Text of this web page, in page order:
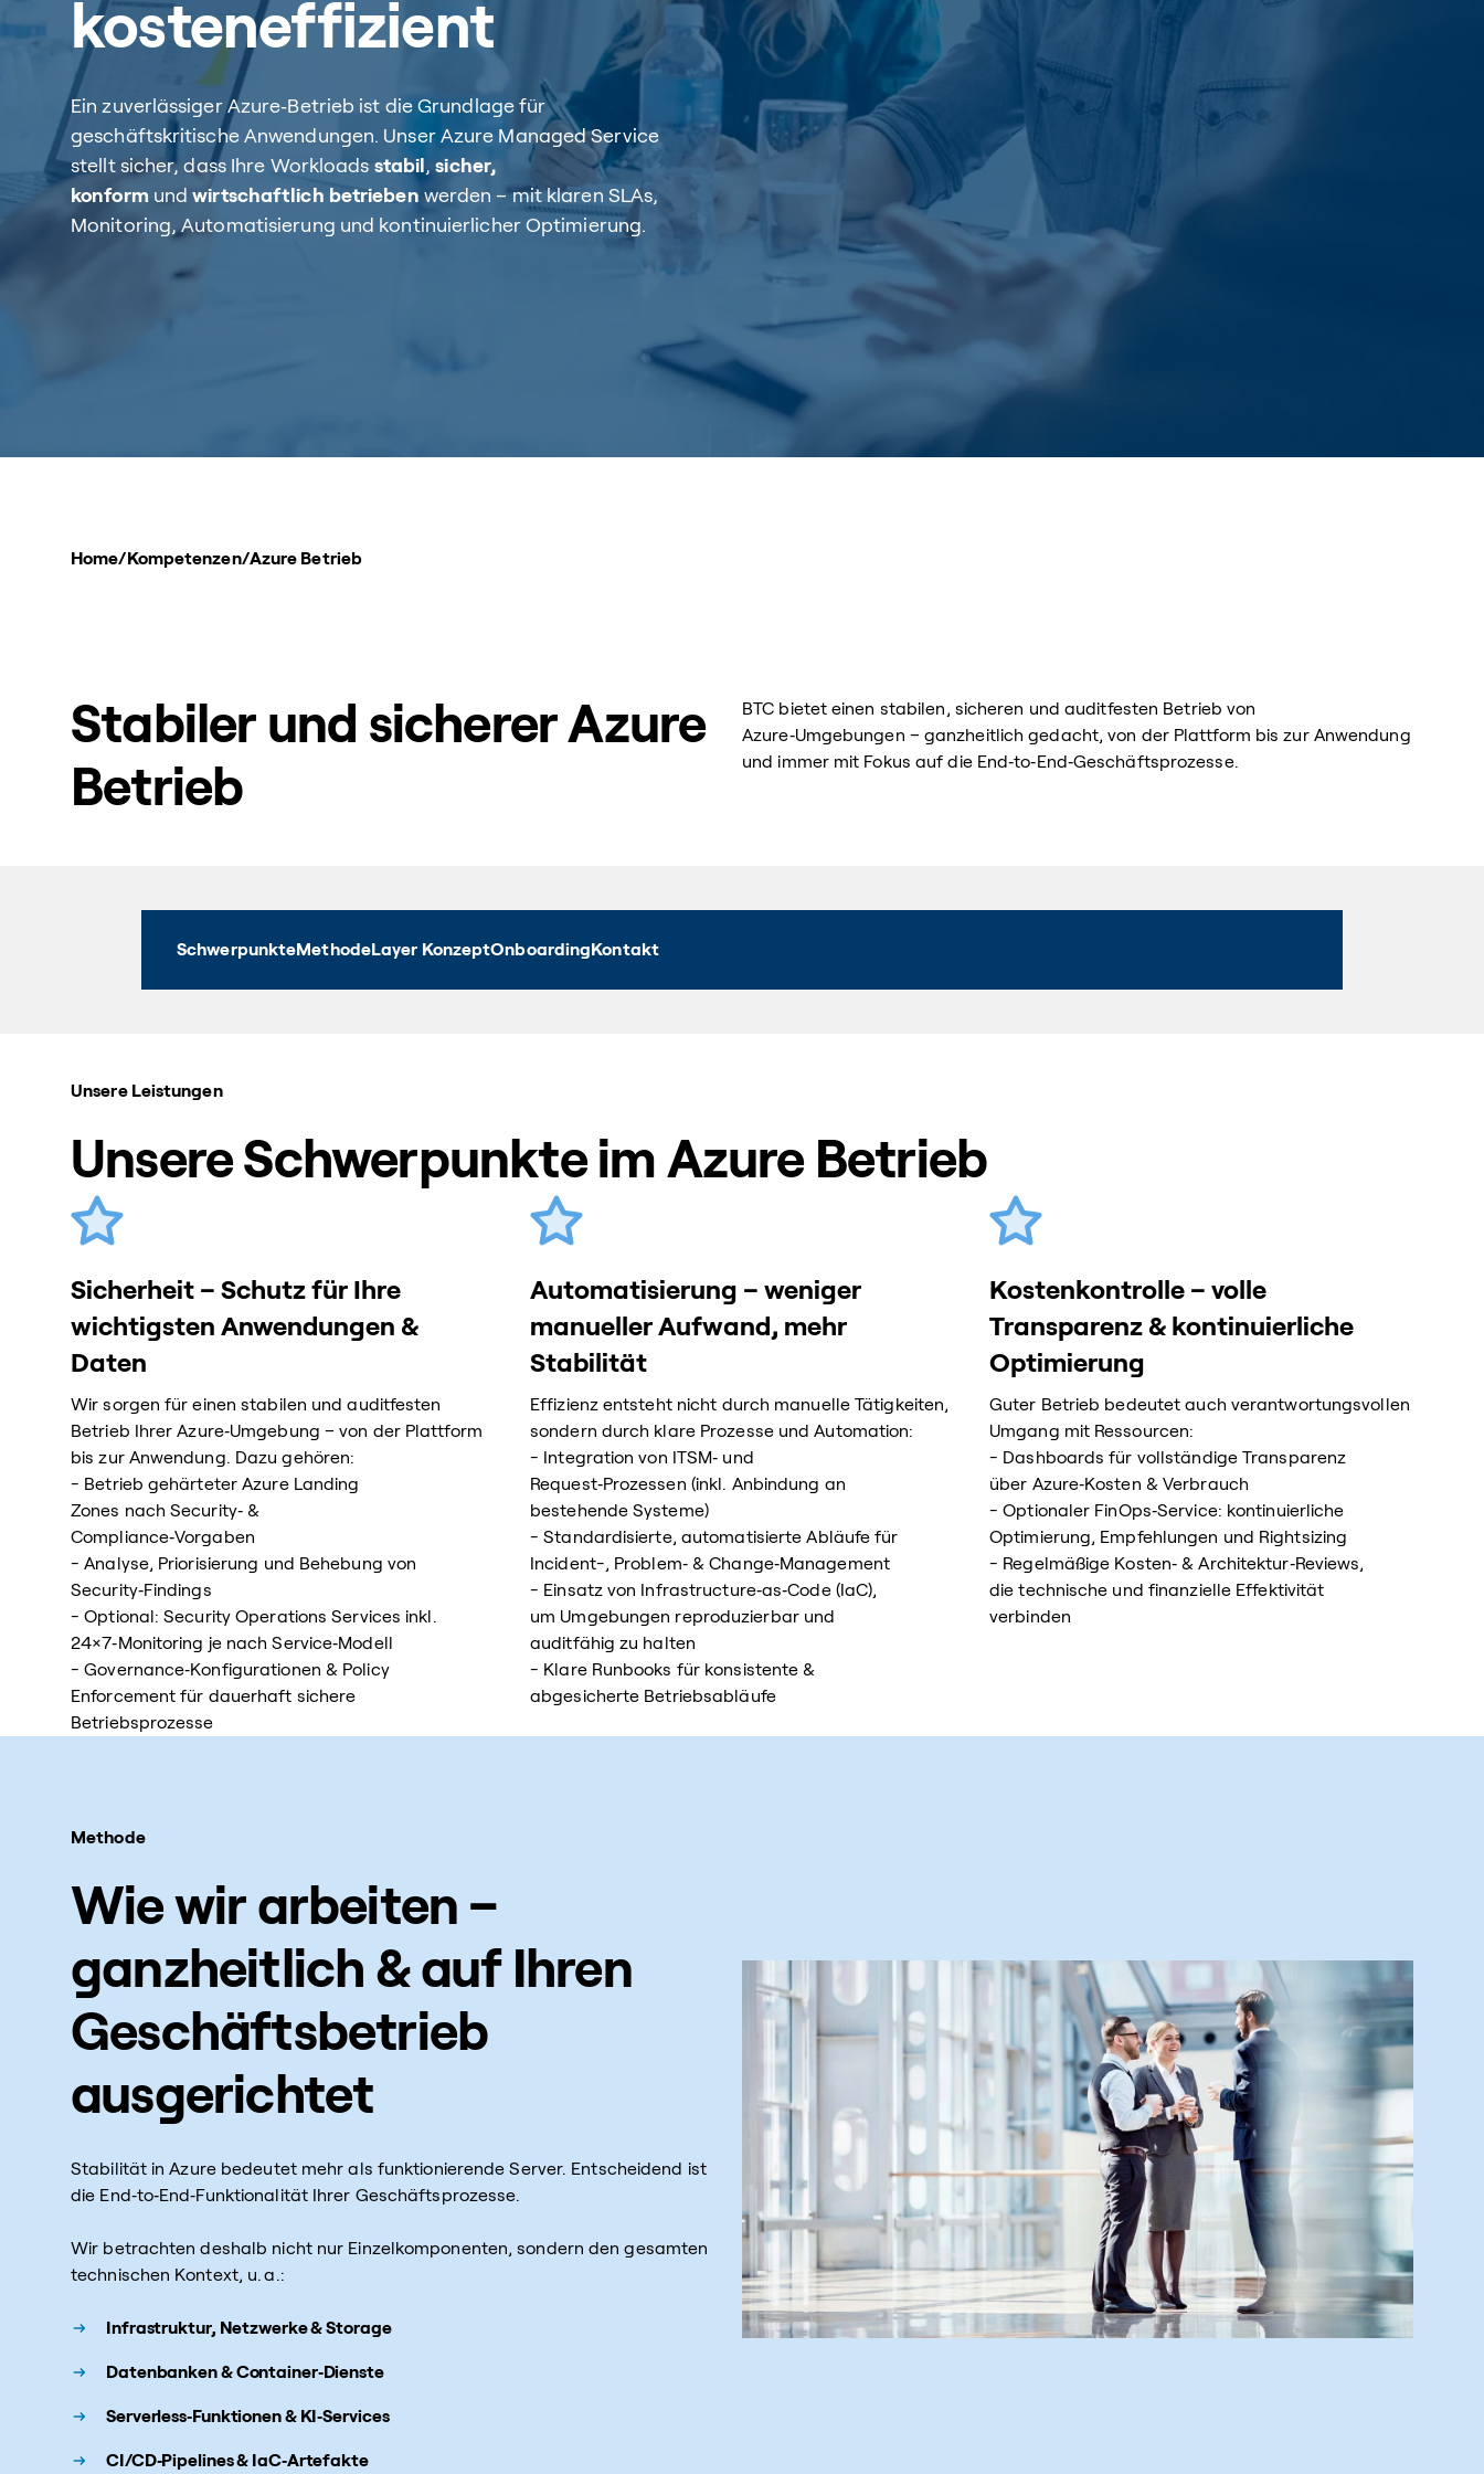
kosteneffizient
Ein zuverlässiger Azure‑Betrieb ist die Grundlage für
geschäftskritische Anwendungen. Unser Azure Managed Service
stellt sicher, dass Ihre Workloads stabil,sicher,
konform undwirtschaftlich betrieben werden – mit klaren SLAs,
Monitoring, Automatisierung und kontinuierlicher Optimierung.
Home/Kompetenzen/Azure Betrieb
Stabiler und sicherer Azure
Betrieb
BTC bietet einen stabilen, sicheren und auditfesten Betrieb von
Azure‑Umgebungen – ganzheitlich gedacht, von der Plattform bis zur Anwendung
und immer mit Fokus auf die End‑to‑End‑Geschäftsprozesse.
SchwerpunkteMethodeLayer KonzeptOnboardingKontakt
Unsere Leistungen
Unsere Schwerpunkte im Azure Betrieb
Sicherheit – Schutz für Ihre
wichtigsten Anwendungen &
Daten
Wir sorgen für einen stabilen und auditfesten
Betrieb Ihrer Azure‑Umgebung – von der Plattform
bis zur Anwendung. Dazu gehören:
- Betrieb gehärteter Azure Landing
Zones nach Security‑ &
Compliance‑Vorgaben
- Analyse, Priorisierung und Behebung von
Security‑Findings
- Optional: Security Operations Services inkl.
24×7‑Monitoring je nach Service‑Modell
- Governance‑Konfigurationen & Policy
Enforcement für dauerhaft sichere
Betriebsprozesse
Automatisierung – weniger
manueller Aufwand, mehr
Stabilität
Effizienz entsteht nicht durch manuelle Tätigkeiten,
sondern durch klare Prozesse und Automation:
- Integration von ITSM‑ und
Request‑Prozessen (inkl. Anbindung an
bestehende Systeme)
- Standardisierte, automatisierte Abläufe für
Incident-, Problem‑ & Change‑Management
- Einsatz von Infrastructure‑as‑Code (IaC),
um Umgebungen reproduzierbar und
auditfähig zu halten
- Klare Runbooks für konsistente &
abgesicherte Betriebsabläufe
Kostenkontrolle – volle
Transparenz & kontinuierliche
Optimierung
Guter Betrieb bedeutet auch verantwortungsvollen
Umgang mit Ressourcen:
- Dashboards für vollständige Transparenz
über Azure‑Kosten & Verbrauch
- Optionaler FinOps‑Service: kontinuierliche
Optimierung, Empfehlungen und Rightsizing
- Regelmäßige Kosten‑ & Architektur‑Reviews,
die technische und finanzielle Effektivität
verbinden
Methode
Wie wir arbeiten –
ganzheitlich & auf Ihren
Geschäftsbetrieb
ausgerichtet
Stabilität in Azure bedeutet mehr als funktionierende Server. Entscheidend ist
die End‑to‑End‑Funktionalität Ihrer Geschäftsprozesse.
Wir betrachten deshalb nicht nur Einzelkomponenten, sondern den gesamten
technischen Kontext, u. a.:
Infrastruktur, Netzwerke & Storage
Datenbanken & Container‑Dienste
Serverless‑Funktionen & KI‑Services
CI/CD‑Pipelines & IaC‑Artefakte